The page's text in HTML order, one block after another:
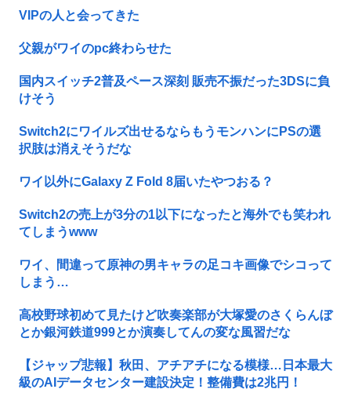
VIPの人と会ってきた
父親がワイのpc終わらせた
国内スイッチ2普及ペース深刻 販売不振だった3DSに負
けそう
Switch2にワイルズ出せるならもうモンハンにPSの選
択肢は消えそうだな
ワイ以外にGalaxy Z Fold 8届いたやつおる？
Switch2の売上が3分の1以下になったと海外でも笑われ
てしまうwww
ワイ、間違って原神の男キャラの足コキ画像でシコって
しまう…
高校野球初めて見たけど吹奏楽部が大塚愛のさくらんぼ
とか銀河鉄道999とか演奏してんの変な風習だな
【ジャップ悲報】秋田、アチアチになる模様…日本最大
級のAIデータセンター建設決定！整備費は2兆円！